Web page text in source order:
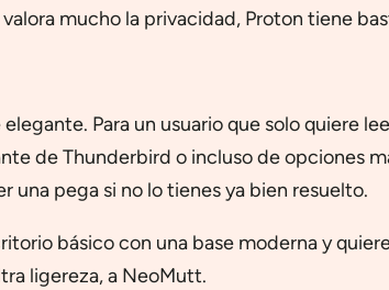
mucho la privacidad, Proton tiene
Para un usuario que solo quiere
de Thunderbird o incluso de opciones
una pega si no lo tienes ya bien resuelto.
básico con una base moderna y
ligereza, a NeoMutt.